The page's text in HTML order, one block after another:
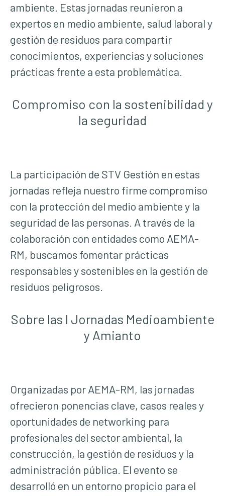
ambiente. Estas jornadas reunieron a
expertos en medio ambiente, salud laboral y
gestión de residuos para compartir
conocimientos, experiencias y soluciones
prácticas frente a esta problemática.
Compromiso con la sostenibilidad y
la seguridad
La participación de STV Gestión en estas
jornadas refleja nuestro firme compromiso
con la protección del medio ambiente y la
seguridad de las personas. A través de la
colaboración con entidades como AEMA-
RM, buscamos fomentar prácticas
responsables y sostenibles en la gestión de
residuos peligrosos.
Sobre las I Jornadas Medioambiente
y Amianto
Organizadas por AEMA-RM, las jornadas
ofrecieron ponencias clave, casos reales y
oportunidades de networking para
profesionales del sector ambiental, la
construcción, la gestión de residuos y la
administración pública. El evento se
desarrolló en un entorno propicio para el